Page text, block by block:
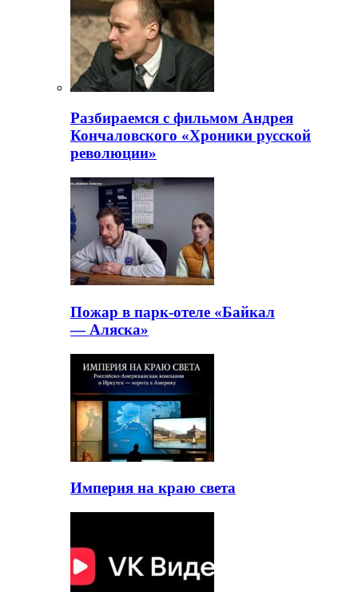
Разбираемся с фильмом Андрея
Кончаловского «Хроники русской
революции»
Пожар в парк-отеле «Байкал
— Аляска»
Империя на краю света